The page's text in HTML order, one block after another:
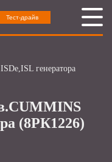
Тест-драйв
генератора
(8РК1226)